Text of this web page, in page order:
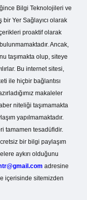
Bilgi Teknolojileri ve
bir Yer Sağlayıcı olarak
proaktif olarak
Ancak,
taşımakta olup, siteye
Bu internet sitesi,
ile hiçbir bağlantısı
makaleler
niteliği taşımamakta
yapılmamaktadır.
tamamen tesadüfidir.
bir bilgi paylaşım
aykırı olduğunu
adresine
içerisinde sitemizden